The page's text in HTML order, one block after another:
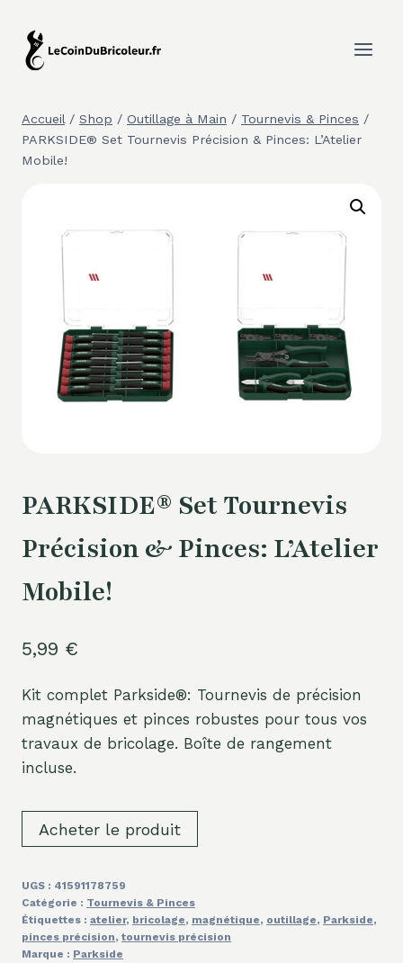
contenu
Accueil / Shop / Outillage à Main / Tournevis & Pinces /
PARKSIDE® Set Tournevis Précision & Pinces: L’Atelier
Mobile!
PARKSIDE® Set Tournevis
Précision & Pinces: L’Atelier
Mobile!
5,99 €
Kit complet Parkside®: Tournevis de précision
magnétiques et pinces robustes pour tous vos
travaux de bricolage. Boîte de rangement
incluse.
Acheter le produit
UGS : 41591178759
Catégorie : Tournevis & Pinces
Étiquettes : atelier, bricolage, magnétique, outillage, Parkside,
pinces précision, tournevis précision
Marque : Parkside